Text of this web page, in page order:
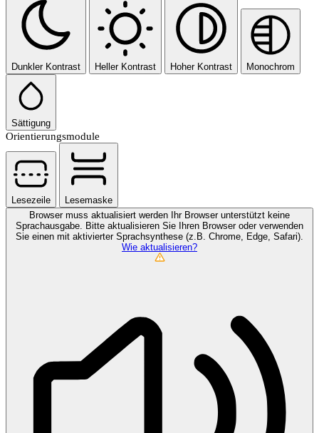
Dunkler Kontrast Heller Kontrast Hoher Kontrast Monochrom
Sättigung
Orientierungsmodule
Lesezeile
Lesemaske
Browser muss aktualisiert werden Ihr Browser unterstützt keine
Sprachausgabe. Bitte aktualisieren Sie Ihren Browser oder verwenden
Sie einen mit aktivierter Sprachsynthese (z.B. Chrome, Edge, Safari).
Wie aktualisieren?